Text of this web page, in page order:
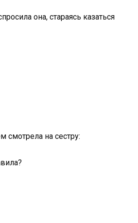
она, стараясь казаться
смотрела на сестру: